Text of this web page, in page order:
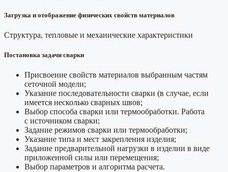
Загрузка и отображение физических свойств материалов
Структура, тепловые и механические характеристики
Постановка задачи сварки
Присвоение свойств материалов выбранным частям
сеточной модели;
Указание последовательности сварки (в случае, если
имеется несколько сварных швов;
Выбор способа сварки или термообработки. Работа
с источником сварки;
Задание режимов сварки или термообработки;
Указание типа и мест закрепления изделия;
Задание предварительной нагрузки в изделии в виде
приложенной силы или перемещения;
Выбор параметров и алгоритма расчета.